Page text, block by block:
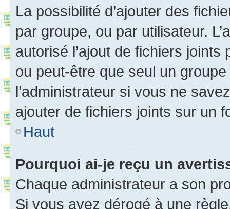
La possibilité d’ajouter des
par groupe, ou par utilisateur.
autorisé l’ajout de fichiers
ou peut-être que seul un
l’administrateur si vous ne
ajouter de fichiers joints sur un
Haut
Pourquoi ai-je reçu un
Chaque administrateur a son
Si vous avez dérogé à une